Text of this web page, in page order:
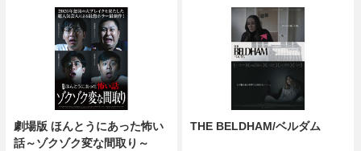
劇場版 ほんとうにあった怖い
話～ゾクゾク変な間取り～
THE BELDHAM/ベルダム